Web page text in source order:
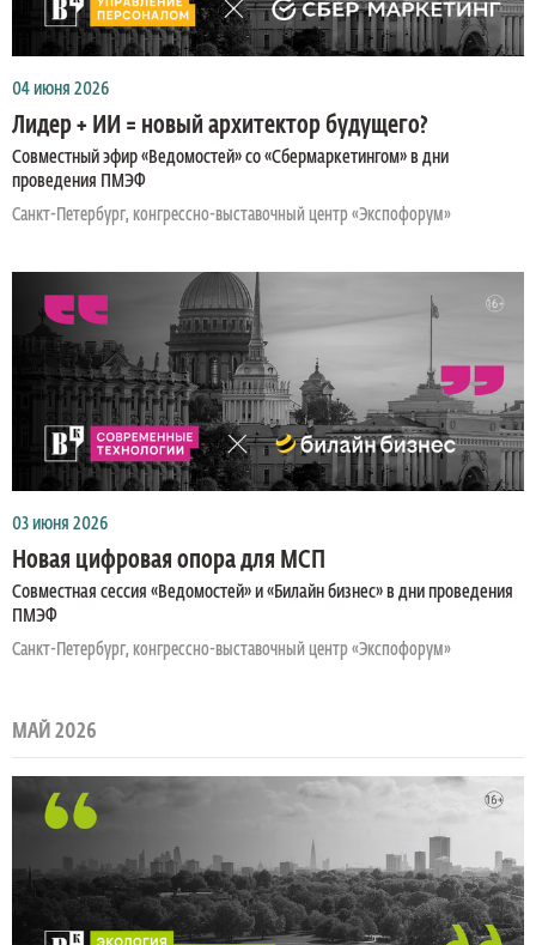
04 июня 2026
Лидер + ИИ = новый архитектор будущего?
Совместный эфир «Ведомостей» со «Сбермаркетингом» в дни
проведения ПМЭФ
Санкт-Петербург, конгрессно-выставочный центр «Экспофорум»
03 июня 2026
Новая цифровая опора для МСП
Совместная сессия «Ведомостей» и «Билайн бизнес» в дни проведения
ПМЭФ
Санкт-Петербург, конгрессно-выставочный центр «Экспофорум»
МАЙ 2026